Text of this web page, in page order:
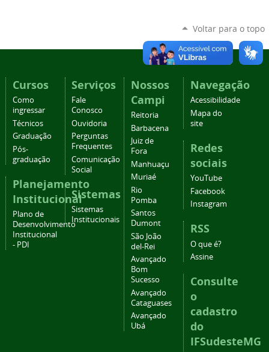
Voltar para o topo
Cursos
Como
ingressar
Técnicos
Graduação
Pós-
graduação
Planejamento
Institucional
Plano de
Desenvolvimento
Institucional
- PDI
Serviços
Fale
Conosco
Ouvidoria
Perguntas
Frequentes
Comunicação
Social
Sistemas
Sistemas
Institucionais
Nossos
Campi
Reitoria
Barbacena
Juiz de
Fora
Manhuaçu
Muriaé
Rio
Pomba
Santos
Dumont
São João
del-Rei
Avançado
Bom
Sucesso
Avançado
Cataguases
Avançado
Ubá
Navegação
Acessibilidade
Mapa do
site
Redes
sociais
YouTube
Facebook
Instagram
RSS
O que é?
Assine
Consulte
o
cadastro
do
IFSudesteMG